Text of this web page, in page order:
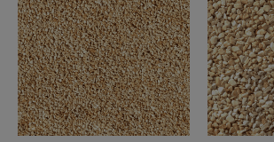
lze
vybrat
na
stránce
produktu